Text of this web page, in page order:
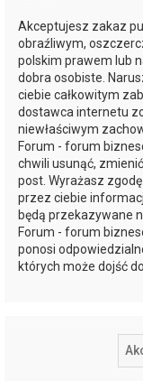
Akceptujesz zakaz
obraźliwym,
polskim prawem lub
dobra osobiste.
ciebie całkowitym
dostawca internetu
niewłaściwym
Forum - forum
chwili usunąć,
post. Wyrażasz
przez ciebie
będą przekazywane
Forum - forum
ponosi
których może dojść